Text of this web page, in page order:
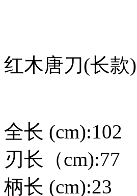
红木唐刀(长款)
全长 (cm):102
刃长（cm):77
柄长 (cm):23